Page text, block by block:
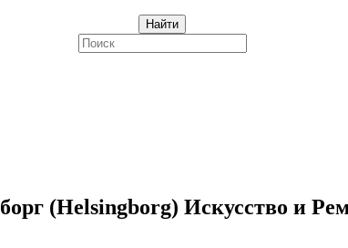
Найти
(Helsingborg) Искусство и